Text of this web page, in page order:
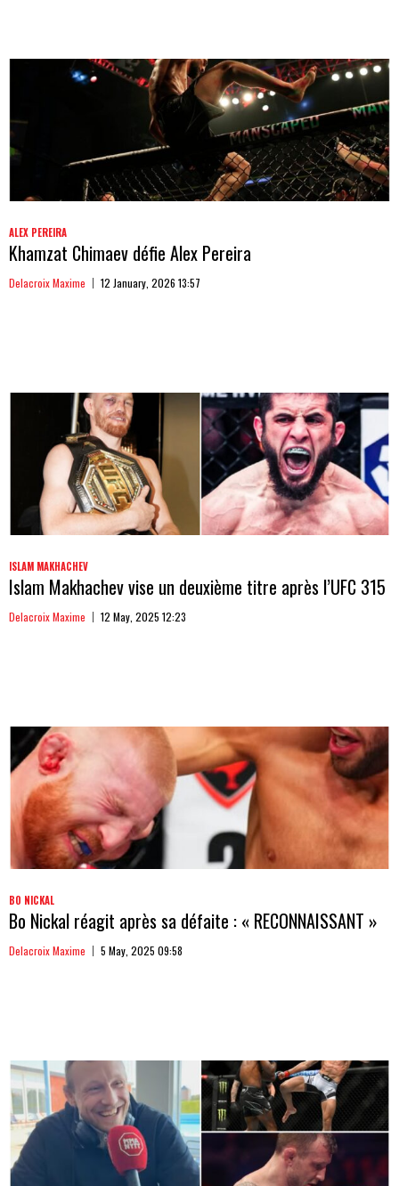
ALEX PEREIRA
Khamzat Chimaev défie Alex Pereira
Delacroix Maxime 12 January, 2026 13:57
ISLAM MAKHACHEV
Islam Makhachev vise un deuxième titre après l’UFC 315
Delacroix Maxime 12 May, 2025 12:23
BO NICKAL
Bo Nickal réagit après sa défaite : « RECONNAISSANT »
Delacroix Maxime 5 May, 2025 09:58